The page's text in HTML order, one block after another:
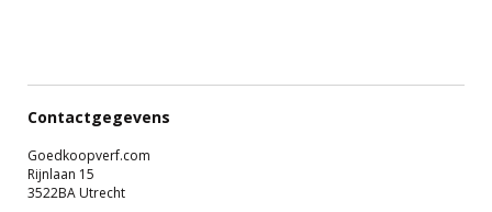
Contactgegevens
Goedkoopverf.com
Rijnlaan 15
3522BA Utrecht